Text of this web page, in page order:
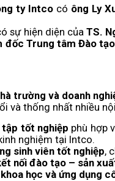
ty Intco có ông Ly
sự hiện diện củaTS.
đốc Trung tâm Đào
trường và doanh
và thống nhất nhiều
tốt nghiệp phù hợp
nghiệm tại Intco.
sinh viên tốt nghiệp,
nối đào tạo – sản
học và ứng dụng